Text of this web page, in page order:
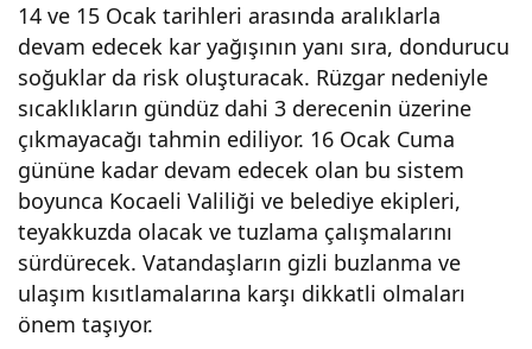
14 ve 15 Ocak tarihleri arasında aralıklarla
devam edecek kar yağışının yanı sıra, dondurucu
soğuklar da risk oluşturacak. Rüzgar nedeniyle
sıcaklıkların gündüz dahi 3 derecenin üzerine
çıkmayacağı tahmin ediliyor. 16 Ocak Cuma
gününe kadar devam edecek olan bu sistem
boyunca Kocaeli Valiliği ve belediye ekipleri,
teyakkuzda olacak ve tuzlama çalışmalarını
sürdürecek. Vatandaşların gizli buzlanma ve
ulaşım kısıtlamalarına karşı dikkatli olmaları
önem taşıyor.